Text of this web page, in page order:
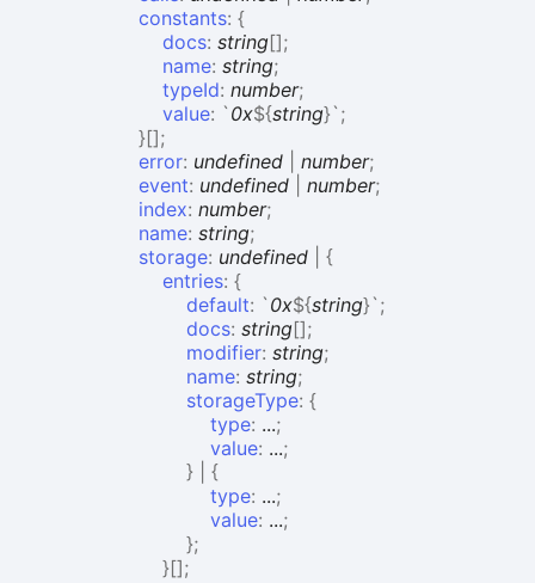
constants: {
docs: string[];
name: string;
typeId: number;
value: ` 0x${string}` ;
}[];
error: undefined number;
event: undefined number;
index: number;
name: string;
storage: undefined
{
entries: {
default: ` 0x${string}` ;
docs: string[];
modifier: string;
name: string;
storageType: {
type: ...;
value: ...;
}
{
type: ...;
value: ...;
};
}[];